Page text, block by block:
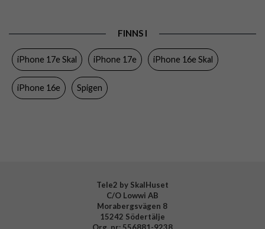
Trådlös laddning-kompatibel
Färg Genomskinlig, Grå
Varumärke
FINNS I
iPhone 17e Skal iPhone 17e iPhone 16e Skal
iPhone 16e Spigen
Tele2 by SkalHuset
C/O Lowwi AB
Morabergsvägen 8
15242 Södertälje